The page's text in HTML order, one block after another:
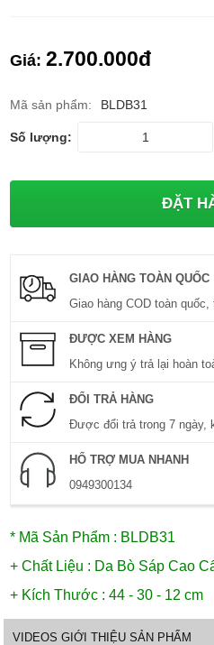
Giá:2.700.000đ
Mã sản phẩm: BLDB31
Số lượng:
GIAO HÀNG TOÀN QUỐC
Giao hàng COD toàn
ĐƯỢC XEM HÀNG
Không ưng ý trả lại hoàn
ĐỔI TRẢ HÀNG
Được đổi trả trong 7 ngày,
HỔ TRỢ MUA NHANH
0949300134
* Mã Sản Phẩm : BLDB31
+ Chất Liệu : Da Bò Sáp Cao
+ Kích Thước : 44 - 30 - 12 cm
VIDEOS GIỚI THIỆU SẢN PHẨM